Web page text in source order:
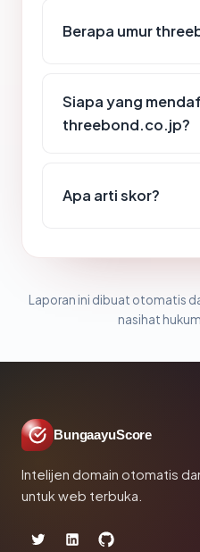
Berapa umur
Siapa yang
threebond.co.jp?
Apa arti skor?
Laporan ini dibuat otomatis
nasihat
BungaayuScore
Intelijen domain otomatis
untuk web terbuka.